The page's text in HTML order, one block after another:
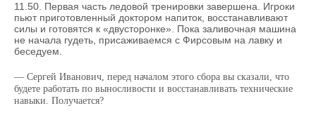
11.50. Первая часть ледовой тренировки завершена. Игроки
пьют приготовленный доктором напиток, восстанавливают
силы и готовятся к «двусторонке». Пока заливочная машина
не начала гудеть, присаживаемся с Фирсовым на лавку и
беседуем.
— Сергей Иванович, перед началом этого сбора вы сказали, что
будете работать по выносливости и восстанавливать технические
навыки. Получается?